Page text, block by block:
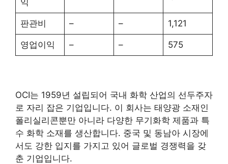
판관비 – – 1,121
영업이익 – – 575
OCI는 1959년 설립되어 국내 화학 산업의 선두주자
로 자리 잡은 기업입니다. 이 회사는 태양광 소재인
폴리실리콘뿐만 아니라 다양한 무기화학 제품과 특
수 화학 소재를 생산합니다. 중국 및 동남아 시장에
서도 강한 입지를 가지고 있어 글로벌 경쟁력을 갖
춘 기업입니다.